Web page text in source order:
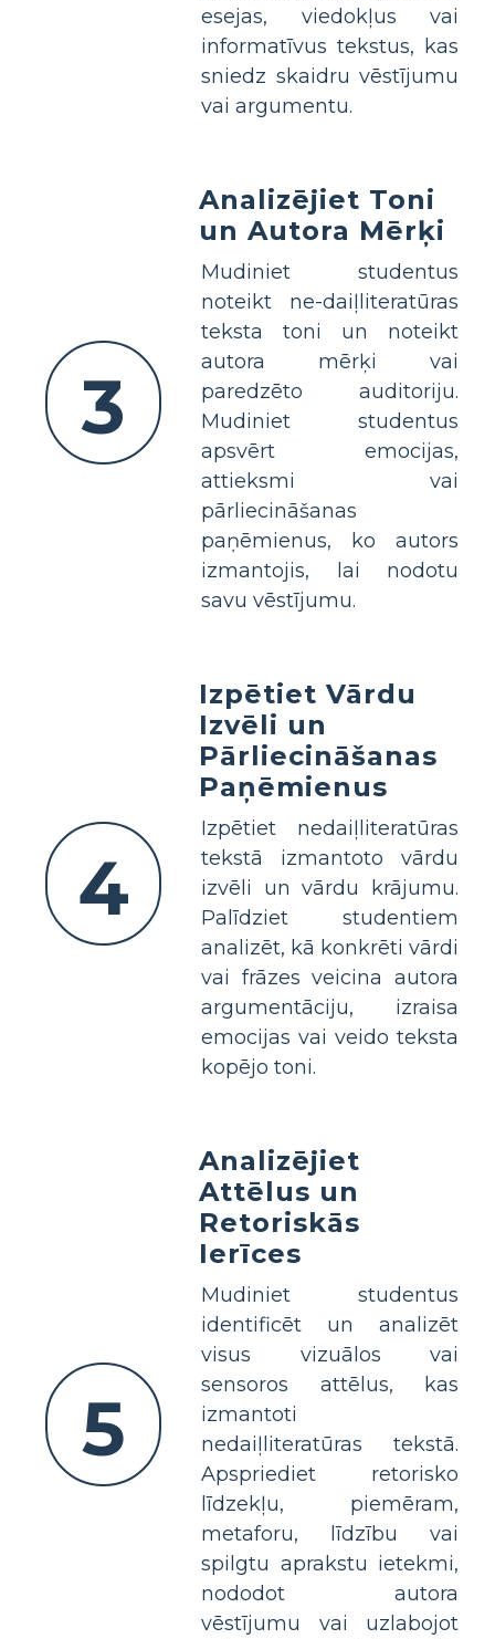
esejas, viedokļus vai
informatīvus tekstus, kas
sniedz skaidru vēstījumu
vai argumentu.
3
Analizējiet Toni
un Autora Mērķi
Mudiniet studentus
noteikt ne-daiļliteratūras
teksta toni un noteikt
autora mērķi vai
paredzēto auditoriju.
Mudiniet studentus
apsvērt emocijas,
attieksmi vai
pārliecināšanas
paņēmienus, ko autors
izmantojis, lai nodotu
savu vēstījumu.
4
Izpētiet Vārdu
Izvēli un
Pārliecināšanas
Paņēmienus
Izpētiet nedaiļliteratūras
tekstā izmantoto vārdu
izvēli un vārdu krājumu.
Palīdziet studentiem
analizēt, kā konkrēti vārdi
vai frāzes veicina autora
argumentāciju, izraisa
emocijas vai veido teksta
kopējo toni.
5
Analizējiet
Attēlus un
Retoriskās
Ierīces
Mudiniet studentus
identificēt un analizēt
visus vizuālos vai
sensoros attēlus, kas
izmantoti
nedaiļliteratūras tekstā.
Apspriediet retorisko
līdzekļu, piemēram,
metaforu, līdzību vai
spilgtu aprakstu ietekmi,
nododot autora
vēstījumu vai uzlabojot